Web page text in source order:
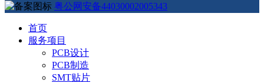
粤公网安备44030002005343
首页
服务项目
PCB设计
PCB制造
SMT贴片